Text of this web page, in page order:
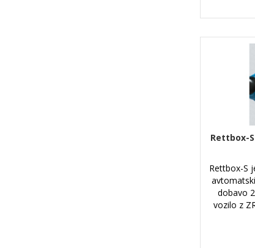
Rettbox-
Rettbox-S
dobavo
vozilo z